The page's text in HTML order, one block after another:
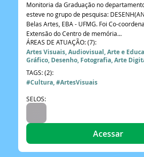
Monitoria da Graduação no
esteve no grupo de pesquisa:
Belas Artes, EBA - UFMG. Foi Co-
Extensão do Centro de memória...
ÁREAS DE ATUAÇÃO: (7):
Artes Visuais, Audiovisual, Arte e
Gráfico, Desenho, Fotografia, Arte
TAGS: (2):
#Cultura, #ArtesVisuais
SELOS:
Acessar